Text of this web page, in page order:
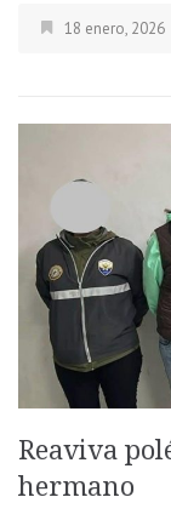
18 enero, 2026
Reaviva
hermano